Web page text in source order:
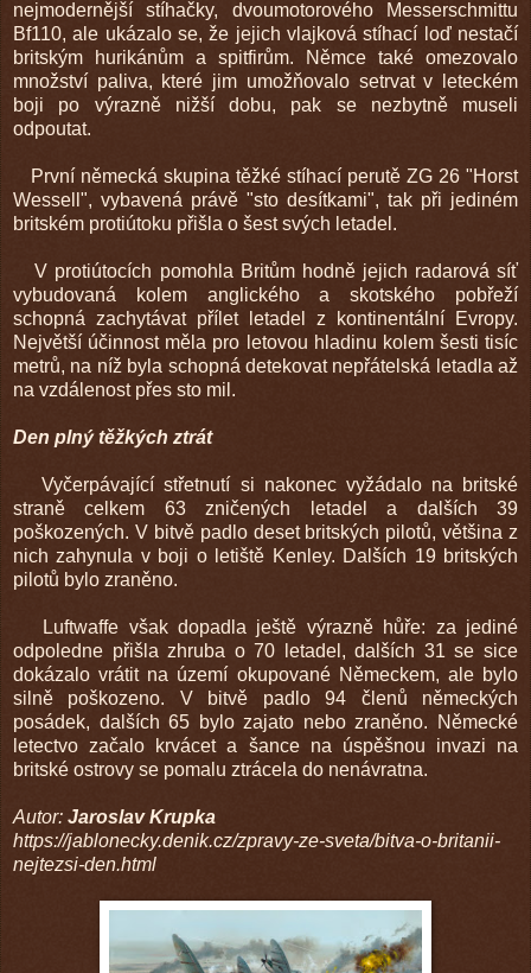
nejmodernější stíhačky, dvoumotorového Messerschmittu
Bf110, ale ukázalo se, že jejich vlajková stíhací loď nestačí
britským hurikánům a spitfirům. Němce také omezovalo
množství paliva, které jim umožňovalo setrvat v leteckém
boji po výrazně nižší dobu, pak se nezbytně museli
odpoutat.
První německá skupina těžké stíhací perutě ZG 26 "Horst
Wessell", vybavená právě "sto desítkami", tak při jediném
britském protiútoku přišla o šest svých letadel.
V protiútocích pomohla Britům hodně jejich radarová síť
vybudovaná kolem anglického a skotského pobřeží
schopná zachytávat přílet letadel z kontinentální Evropy.
Největší účinnost měla pro letovou hladinu kolem šesti tisíc
metrů, na níž byla schopná detekovat nepřátelská letadla až
na vzdálenost přes sto mil.
Den plný těžkých ztrát
Vyčerpávající střetnutí si nakonec vyžádalo na britské
straně celkem 63 zničených letadel a dalších 39
poškozených. V bitvě padlo deset britských pilotů, většina z
nich zahynula v boji o letiště Kenley. Dalších 19 britských
pilotů bylo zraněno.
Luftwaffe však dopadla ještě výrazně hůře: za jediné
odpoledne přišla zhruba o 70 letadel, dalších 31 se sice
dokázalo vrátit na území okupované Německem, ale bylo
silně poškozeno. V bitvě padlo 94 členů německých
posádek, dalších 65 bylo zajato nebo zraněno. Německé
letectvo začalo krvácet a šance na úspěšnou invazi na
britské ostrovy se pomalu ztrácela do nenávratna.
Autor: Jaroslav Krupka
https://jablonecky.denik.cz/zpravy-ze-sveta/bitva-o-britanii-
nejtezsi-den.html